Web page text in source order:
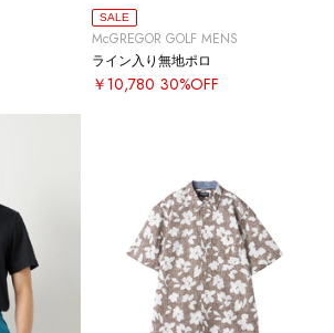
SALE
McGREGOR GOLF MENS
ライン入り無地ポロ
￥10,780 30%OFF